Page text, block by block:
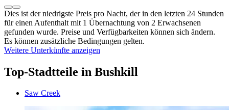
Dies ist der niedrigste Preis pro Nacht, der in den letzten 24 Stunden
für einen Aufenthalt mit 1 Übernachtung von 2 Erwachsenen
gefunden wurde. Preise und Verfügbarkeiten können sich ändern.
Es können zusätzliche Bedingungen gelten.
Weitere Unterkünfte anzeigen
Top-Stadtteile in Bushkill
Saw Creek